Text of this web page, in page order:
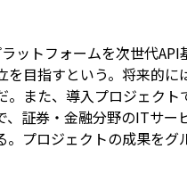
ットフォームを次世代
目指すという。将来的
また、導入プロジェク
、証券・金融分野のITサ
。プロジェクトの成果を